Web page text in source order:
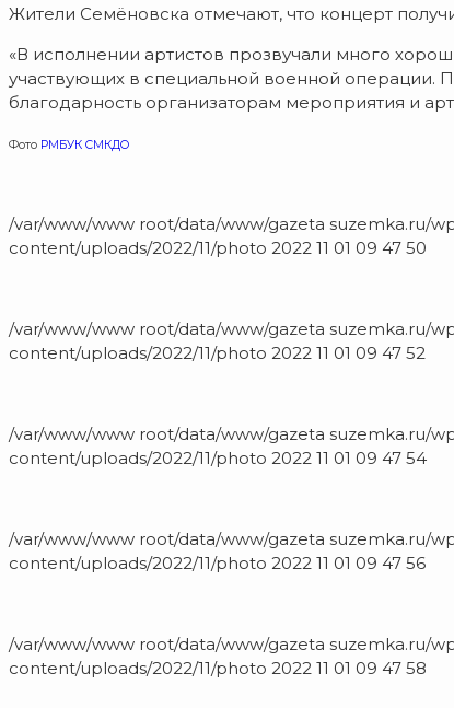
Жители Семёновска отмечают, что концерт
«В исполнении артистов прозвучали много
участвующих в специальной военной
благодарность организаторам мероприятия и
Фото РМБУК СМКДО
/var/www/www root/data/www/gazeta suzemka.ru/
content/uploads/2022/11/photo 2022 11 01 09 47 50
/var/www/www root/data/www/gazeta suzemka.ru/
content/uploads/2022/11/photo 2022 11 01 09 47 52
/var/www/www root/data/www/gazeta suzemka.ru/
content/uploads/2022/11/photo 2022 11 01 09 47 54
/var/www/www root/data/www/gazeta suzemka.ru/
content/uploads/2022/11/photo 2022 11 01 09 47 56
/var/www/www root/data/www/gazeta suzemka.ru/
content/uploads/2022/11/photo 2022 11 01 09 47 58